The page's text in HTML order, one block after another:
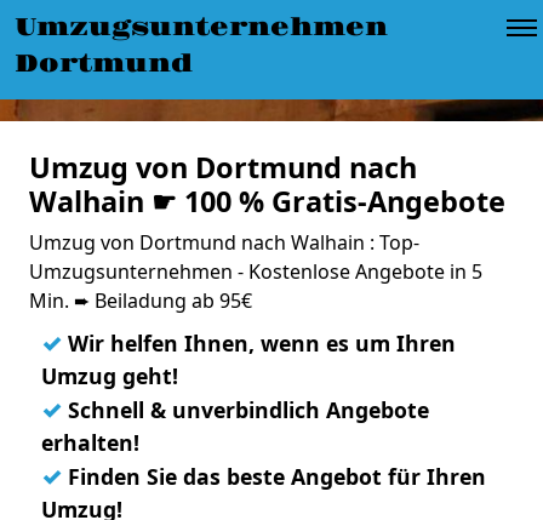
Umzugsunternehmen
Dortmund
Umzug von Dortmund nach
Walhain ☛ 100 % Gratis-Angebote
Umzug von Dortmund nach Walhain : Top-
Umzugsunternehmen - Kostenlose Angebote in 5
Min. ➨ Beiladung ab 95€
✓ Wir helfen Ihnen, wenn es um Ihren
Umzug geht!
✓ Schnell & unverbindlich Angebote
erhalten!
✓ Finden Sie das beste Angebot für Ihren
Umzug!